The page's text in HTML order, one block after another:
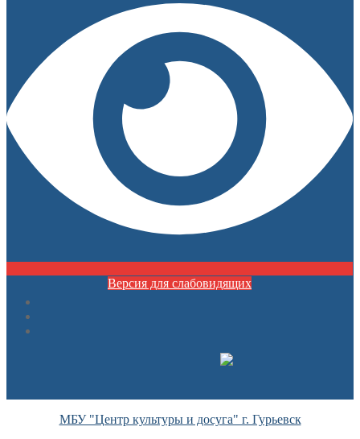
Версия для слабовидящих
МБУ "Центр культуры и досуга" г. Гурьевск